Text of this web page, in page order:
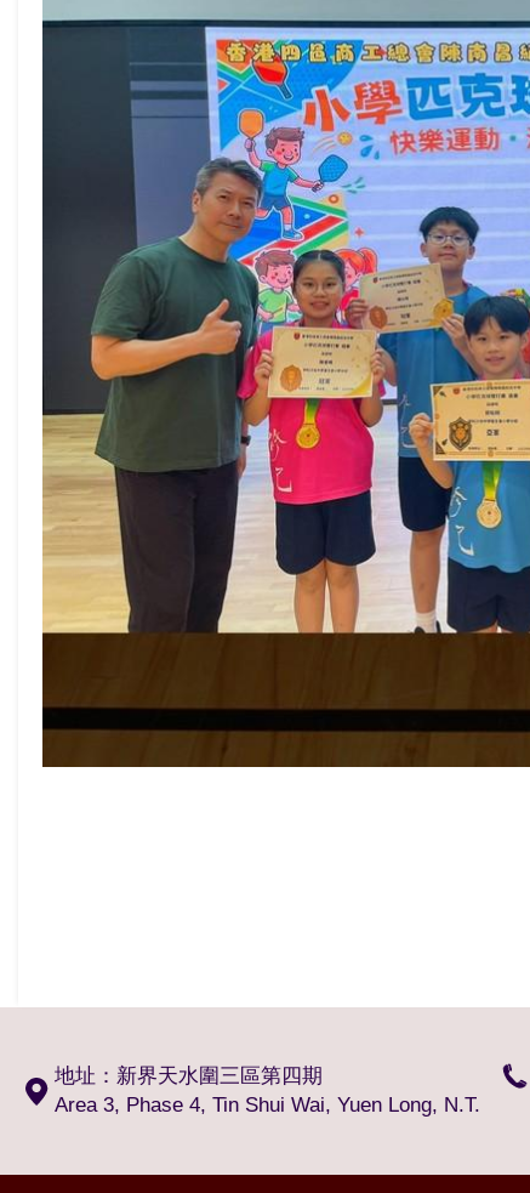
地址：新界天水圍三區第四期
Area 3, Phase 4, Tin Shui Wai, Yuen Long, N.T.